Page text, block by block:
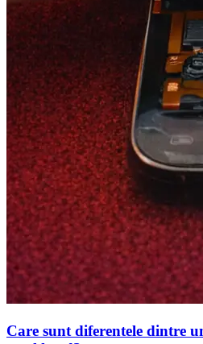
Care sunt diferentele dintre